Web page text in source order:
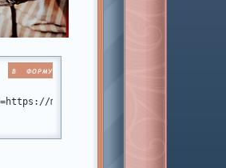
BzwRd9z.png[/img][/url][/
В ФОРМУ
miamiclub.ru/